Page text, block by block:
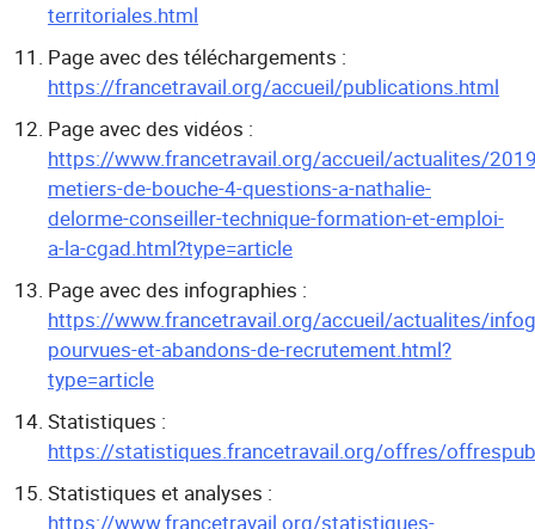
territoriales.html
Page avec des téléchargements :
https://francetravail.org/accueil/publications.html
Page avec des vidéos :
https://www.francetravail.org/accueil/actualites/
metiers-de-bouche-4-questions-a-nathalie-
delorme-conseiller-technique-formation-et-emploi-
a-la-cgad.html?type=article
Page avec des infographies :
https://www.francetravail.org/accueil/actualites/
pourvues-et-abandons-de-recrutement.html?
type=article
Statistiques :
https://statistiques.francetravail.org/offres/
Statistiques et analyses :
https://www.francetravail.org/statistiques-